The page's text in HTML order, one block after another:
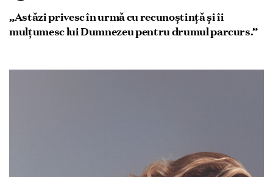
„Astăzi privesc în urmă cu recunoștință și îi
mulțumesc lui Dumnezeu pentru drumul parcurs.”